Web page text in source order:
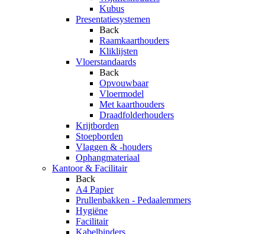
Kubus
Presentatiesystemen
Back
Raamkaarthouders
Kliklijsten
Vloerstandaards
Back
Opvouwbaar
Vloermodel
Met kaarthouders
Draadfolderhouders
Krijtborden
Stoepborden
Vlaggen & -houders
Ophangmateriaal
Kantoor & Facilitair
Back
A4 Papier
Prullenbakken - Pedaalemmers
Hygiëne
Facilitair
Kabelbinders